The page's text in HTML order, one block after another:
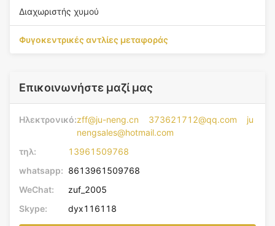
Διαχωριστής χυμού
Φυγοκεντρικές αντλίες μεταφοράς
Επικοινωνήστε μαζί μας
Ηλεκτρονικό:zff@ju-neng.cn 373621712@qq.com ju
nengsales@hotmail.com
τηλ:
13961509768
whatsapp: 8613961509768
WeChat:
zuf_2005
Skype:
dyx116118